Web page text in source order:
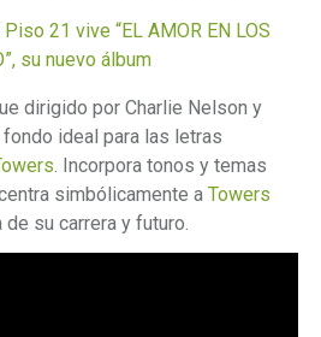
Piso 21 vive “EL AMOR EN LOS
su nuevo álbum
dirigido por Charlie Nelson y
ideal para las letras
. Incorpora tonos y temas
simbólicamente aTowers
su carrera y futuro.